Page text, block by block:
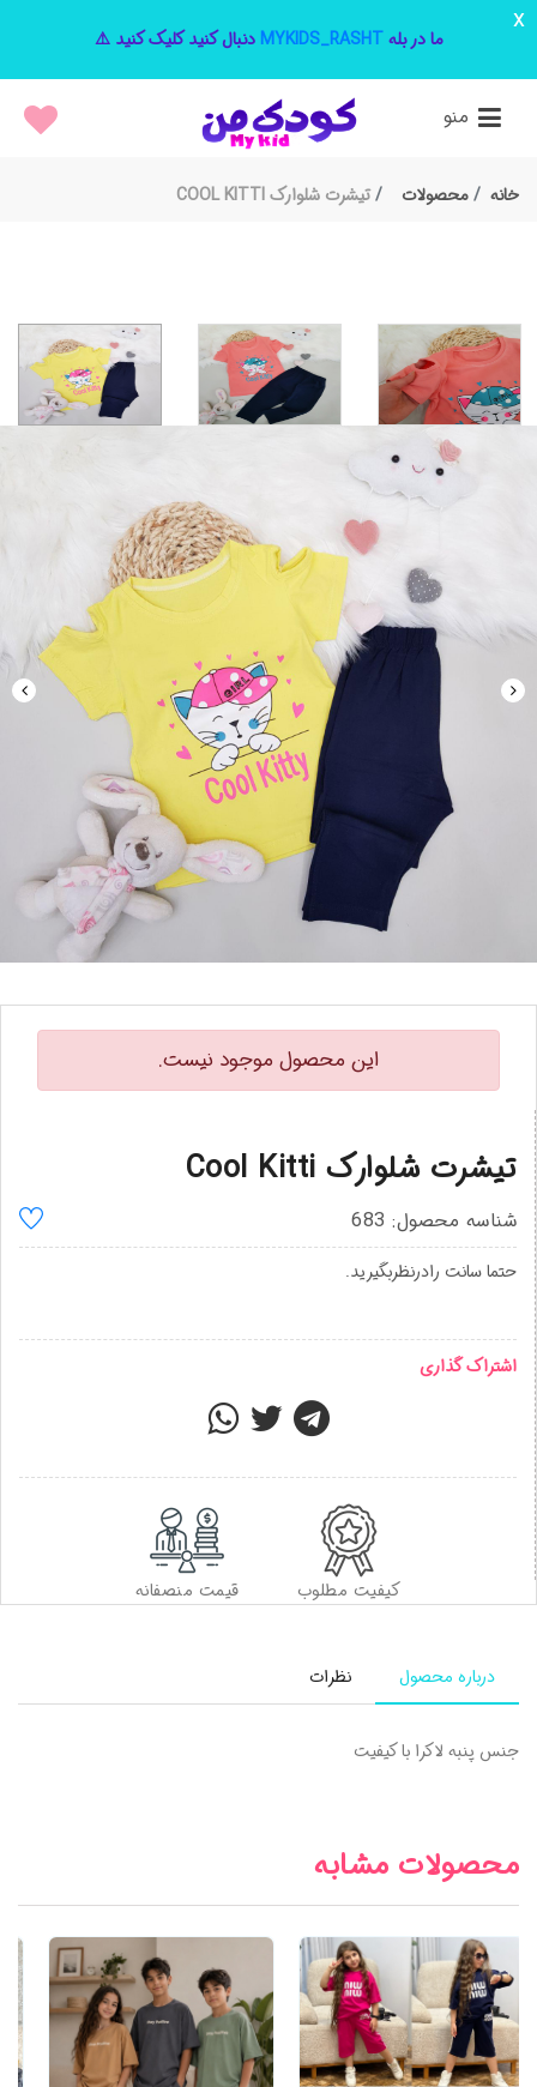
ما در بلهMYKIDS_RASHT دنبال کنید کلیک کنید ⚠️
x
منو
خانه محصولات تیشرت شلوارک COOL KITTI
این محصول موجود نیست.
تیشرت شلوارک Cool Kitti
شناسه محصول: 683
حتما سانت رادرنظربگیرید.
اشتراک گذاری
قیمت منصفانه کیفیت مطلوب
درباره محصول نظرات
جنس پنبه لاکرا با کیفیت
محصولات مشابه